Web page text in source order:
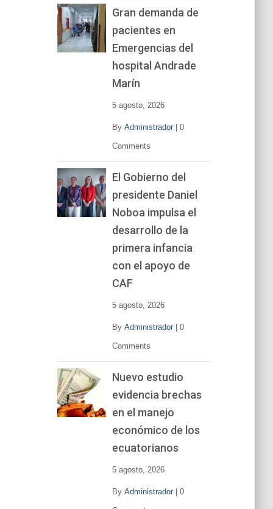
Gran demanda de
pacientes en
Emergencias del
hospital Andrade
Marín
5 agosto, 2026
By Administrador| 0
Comments
El Gobierno del
presidente Daniel
Noboa impulsa el
desarrollo de la
primera infancia
con el apoyo de
CAF
5 agosto, 2026
By Administrador| 0
Comments
Nuevo estudio
evidencia brechas
en el manejo
económico de los
ecuatorianos
5 agosto, 2026
By Administrador| 0